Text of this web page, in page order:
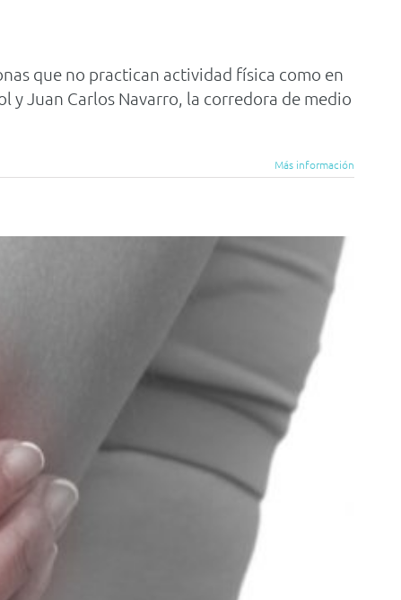
que no practican actividad física como en
y Juan Carlos Navarro, la corredora de medio
Más información